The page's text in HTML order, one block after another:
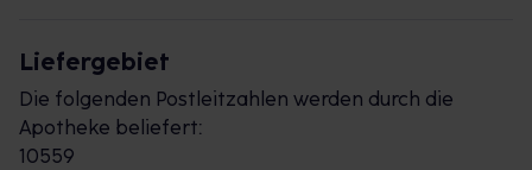
Liefergebiet
Die folgenden Postleitzahlen werden durch die
Apotheke beliefert:
10559